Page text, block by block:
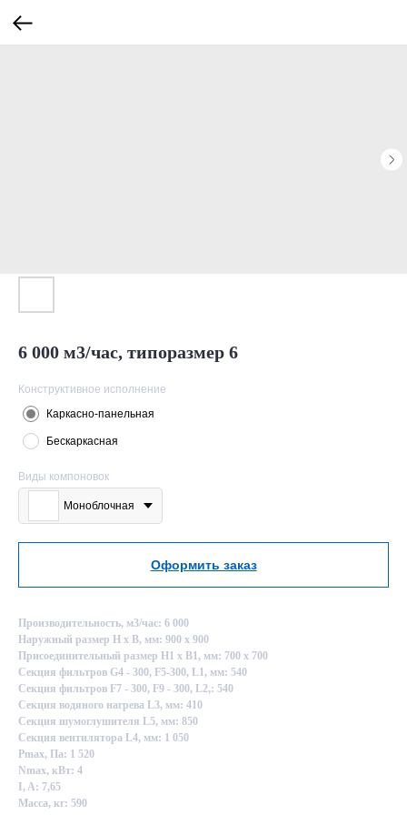
6 000 м3/час, типоразмер 6
Конструктивное исполнение
Каркасно-панельная
Бескаркасная
Виды компоновок
Моноблочная
Оформить заказ
Производительность, м3/час: 6 000
Наружный размер Н х В, мм: 900 х 900
Присоединительный размер Н1 х В1, мм: 700 х 700
Секция фильтров G4 - 300, F5-300, L1, мм: 540
Секция фильтров F7 - 300, F9 - 300, L2,: 540
Секция водяного нагрева L3, мм: 410
Секция шумоглушителя L5, мм: 850
Секция вентилятора L4, мм: 1 050
Pmax, Па: 1 520
Nmax, кВт: 4
I, A: 7,65
Масса, кг: 590